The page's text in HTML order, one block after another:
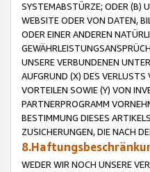
SYSTEMABSTÜRZE; ODER (B)
WEBSITE ODER VON DATEN,
ODER EINER ANDEREN
UNSERE VERBUNDENEN
AUFGRUND (X) DES
VORTEILEN SOWIE (Y) VON
PARTNERPROGRAMM
BESTIMMUNG DIESES
ZUSICHERUNGEN, DIE NACH
WEDER WIR NOCH UNSERE